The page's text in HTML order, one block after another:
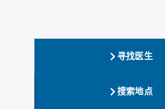
寻找医生
搜索地点